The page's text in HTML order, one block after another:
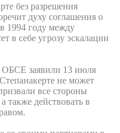
без разрешения
духу соглашения о
1994 году между
в себе угрозу эскалации
заявили 13 июля
не может
все стороны
также действовать в